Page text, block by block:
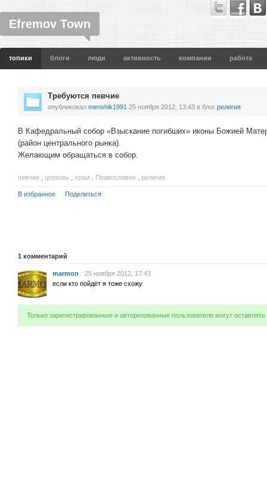
Efremov Town
топики блоги люди активность компании работа
Требуются певчие
опубликовал menshik1991 25 ноября 2012, 13:43 в блог религия
В Кафедральный собор «Взыскание погибших» иконы Божией
(район центрального рынка).
Желающим обращаться в собор.
певчие церковь храм Православие религия
В избранное Поделиться
1 комментарий
marmon
25 ноября 2012, 17:43
если кто пойдёт я тоже схожу
Только зарегистрированные и авторизованные пользователи могут